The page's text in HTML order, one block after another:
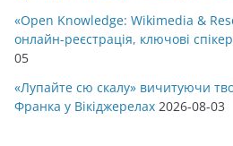
«Open Knowledge: Wikimedia &
онлайн-реєстрація, ключові
05
«Лупайте сю скалу» вичитуючи
Франка у Вікіджерелах 2026-08-03